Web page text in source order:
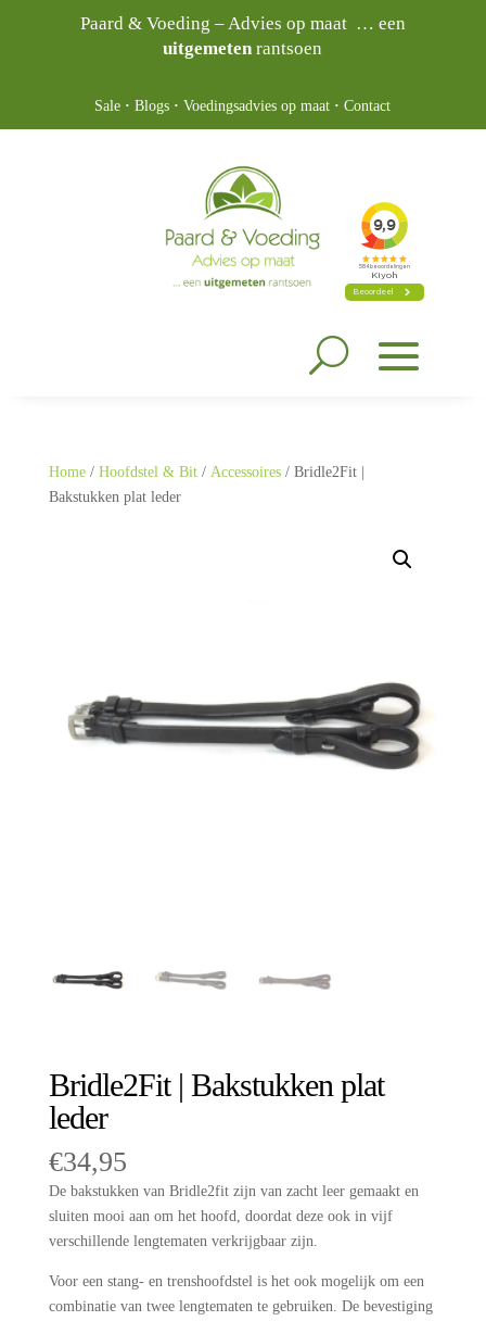
Paard & Voeding – Advies op maat … een
uitgemetenrantsoen
Sale ·Blogs ·Voedingsadvies op maat ·Contact
Home/ Hoofdstel & Bit/ Accessoires/ Bridle2Fit |
Bakstukken plat leder
Bridle2Fit | Bakstukken plat
leder
€34,95
De bakstukken van Bridle2fit zijn van zacht leer gemaakt en
sluiten mooi aan om het hoofd, doordat deze ook in vijf
verschillende lengtematen verkrijgbaar zijn.
Voor een stang- en trenshoofdstel is het ook mogelijk om een
combinatie van twee lengtematen te gebruiken. De bevestiging